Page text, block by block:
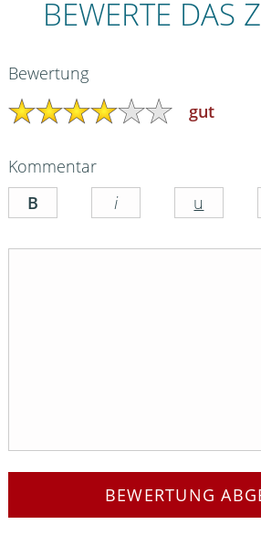
BEWERTE DAS
Bewertung
gut
Kommentar
BEWERTUNG